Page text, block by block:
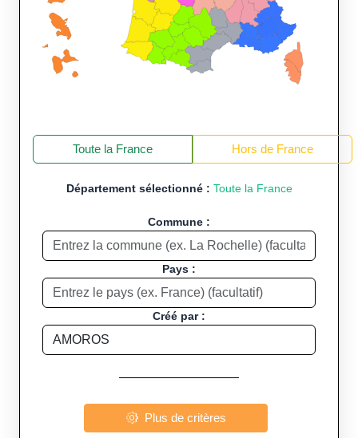
Toute la France Hors de France
Département sélectionné : Toute la France
Commune :
Pays :
Créé par :
Plus de critères